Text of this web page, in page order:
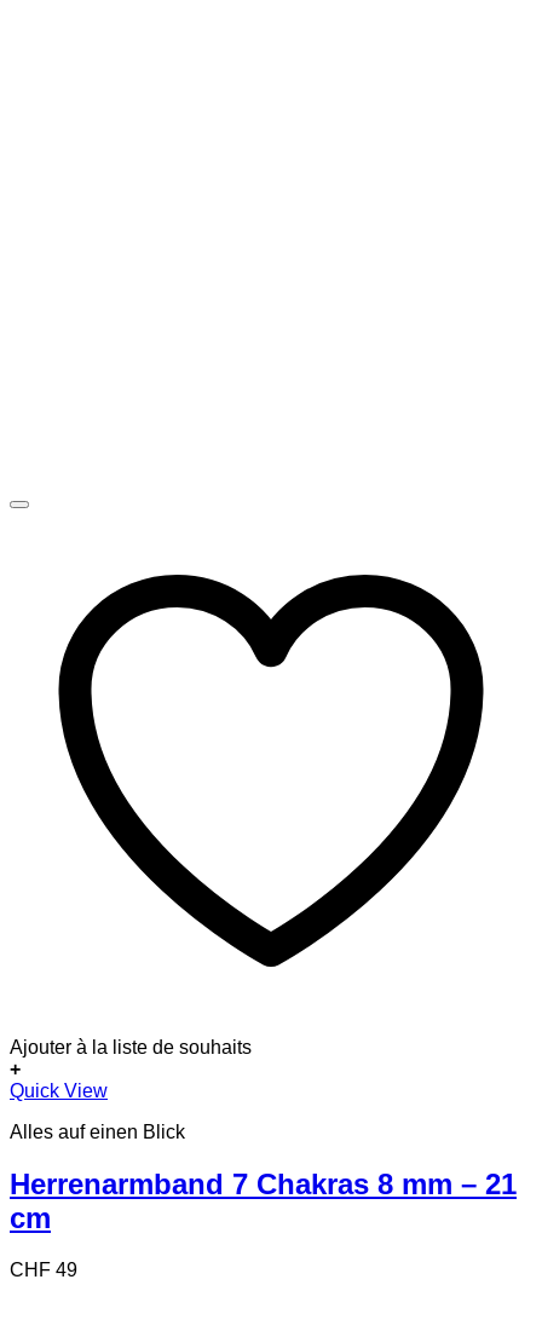
Ajouter à la liste de souhaits
+
Quick View
Alles auf einen Blick
Herrenarmband 7 Chakras 8 mm – 21
cm
CHF 49